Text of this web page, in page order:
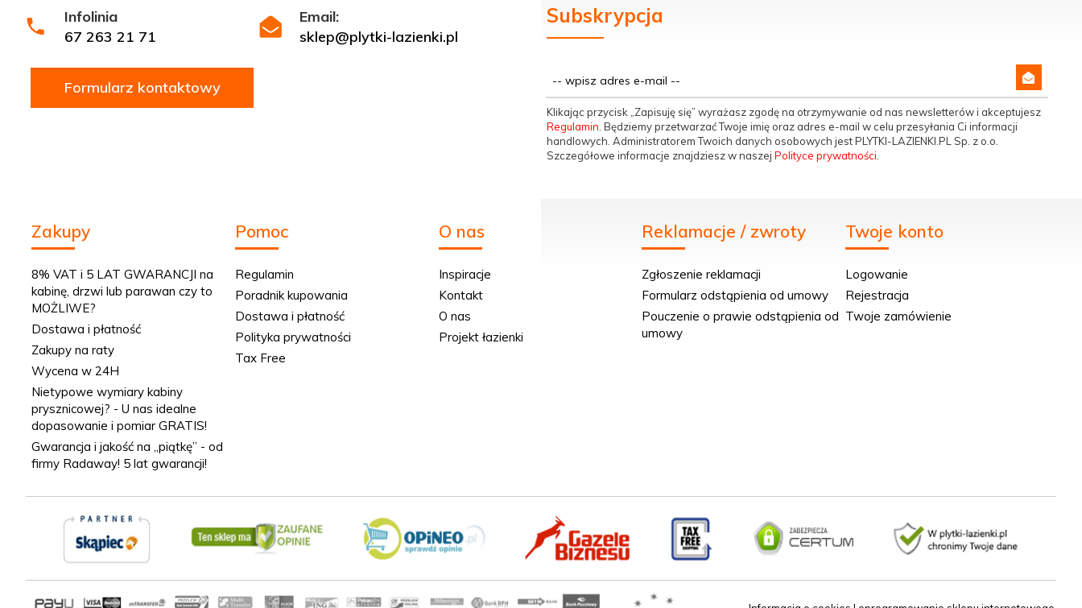
Infolinia
67 263 21 71
Email:
sklep@plytki-lazienki.pl
Formularz kontaktowy
Subskrypcja
Klikając przycisk „Zapisuję się” wyrażasz zgodę na otrzymywanie od nas newsletterów i akceptujesz
Regulamin. Będziemy przetwarzać Twoje imię oraz adres e-mail w celu przesyłania Ci informacji
handlowych. Administratorem Twoich danych osobowych jest PLYTKI-LAZIENKI.PL Sp. z o.o.
Szczegółowe informacje znajdziesz w naszej Polityce prywatności.
Zakupy
8% VAT i 5 LAT GWARANCJI na
kabinę, drzwi lub parawan czy to
MOŻLIWE?
Dostawa i płatność
Zakupy na raty
Wycena w 24H
Nietypowe wymiary kabiny
prysznicowej? - U nas idealne
dopasowanie i pomiar GRATIS!
Gwarancja i jakość na „piątkę” - od
firmy Radaway! 5 lat gwarancji!
Pomoc
Regulamin
Poradnik kupowania
Dostawa i płatność
Polityka prywatności
Tax Free
O nas
Inspiracje
Kontakt
O nas
Projekt łazienki
Reklamacje / zwroty
Zgłoszenie reklamacji
Formularz odstąpienia od umowy
Pouczenie o prawie odstąpienia od
umowy
Twoje konto
Logowanie
Rejestracja
Twoje zamówienie